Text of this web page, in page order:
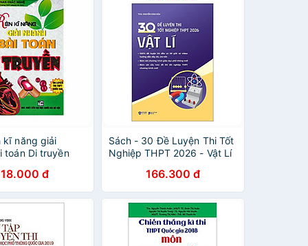
kĩ năng giải
toán Di truyền
đ
Sách - 30 Đề Luyện Thi Tốt
Nghiệp THPT 2026 - Vật Lí
166.300 đ